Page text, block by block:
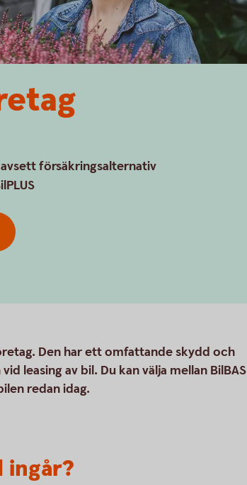
försäkringsalternativ
Den har ett omfattande skydd och
leasing av bil. Du kan välja mellan BilBAS
redan idag.
ingår?